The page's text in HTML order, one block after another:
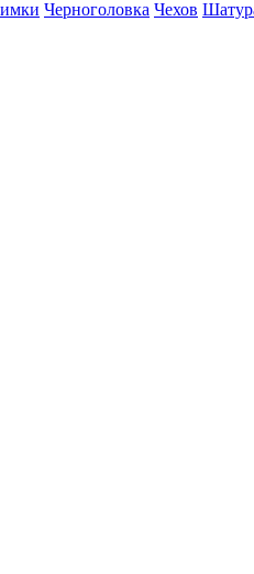
Черноголовка Чехов